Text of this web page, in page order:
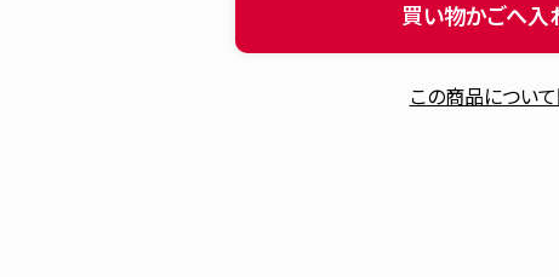
買い物かごへ入
この商品につい